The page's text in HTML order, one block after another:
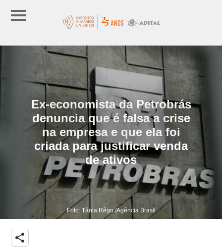
Ex-economista da Petrobrás
denuncia que é falsa a crise
na empresa e que ela foi
criada para justificar venda
de ativos
Foto: Tânia Rêgo /Agência Brasil
share